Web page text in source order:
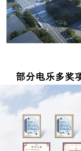
部分电乐多奖